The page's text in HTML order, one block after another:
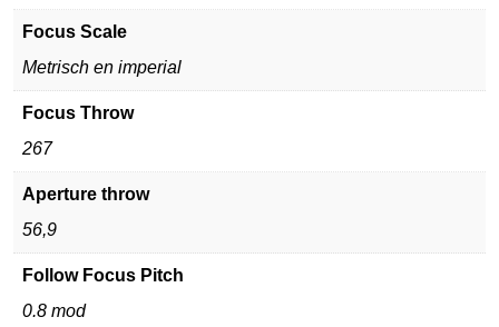
Focus Scale
Metrisch en imperial
Focus Throw
267
Aperture throw
56,9
Follow Focus Pitch
0.8 mod